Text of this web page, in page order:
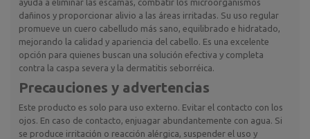
dañinos y proporcionar alivio a las áreas irritadas. Su uso regular
promueve un cuero cabelludo más sano, equilibrado e hidratado,
mejorando la calidad y apariencia del cabello. Es una excelente
opción para quienes buscan una solución efectiva y completa
contra la caspa severa y la dermatitis seborréica.
Precauciones y advertencias
Este producto es solo para uso externo. Evitar el contacto con los
ojos. En caso de contacto, enjuagar abundantemente con agua. Si
se produce irritación o reacción alérgica, suspender el uso y